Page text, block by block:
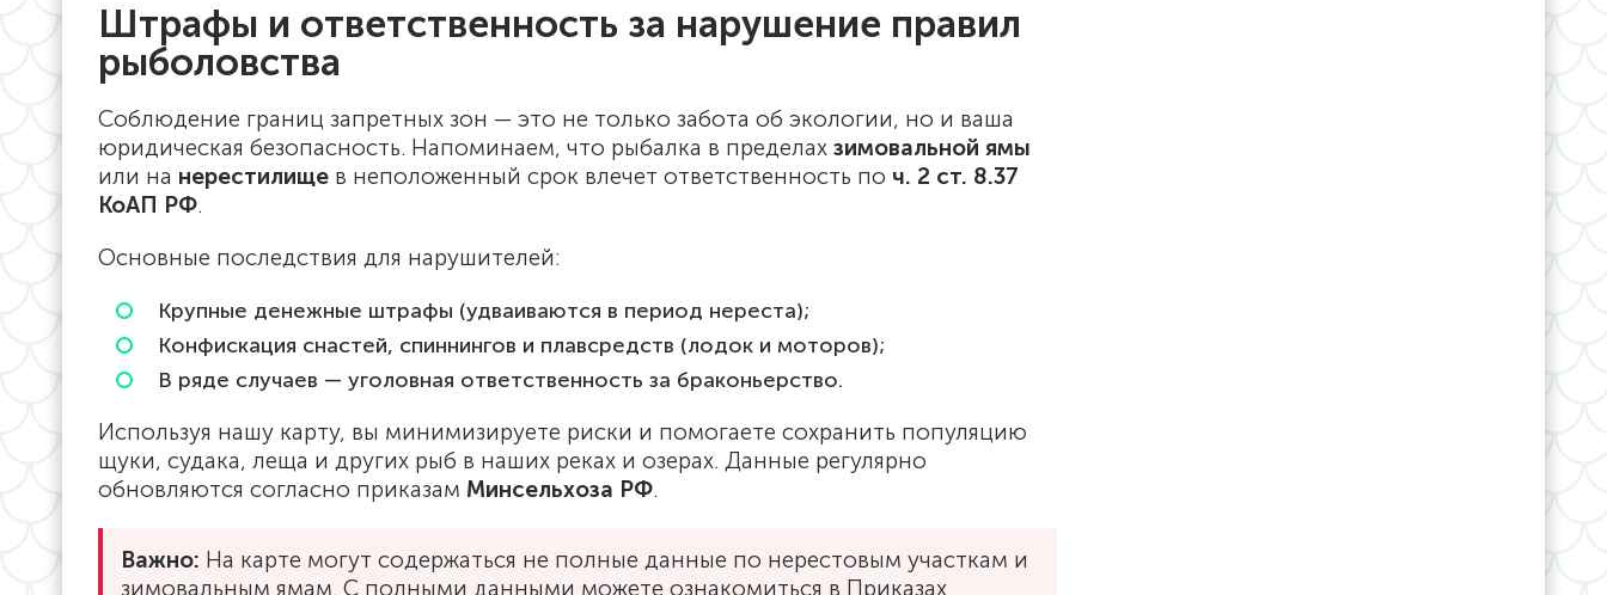
Штрафы и ответственность за нарушение правил
рыболовства
Соблюдение границ запретных зон — это не только забота об экологии, но и ваша
юридическая безопасность. Напоминаем, что рыбалка в пределах зимовальной ямы
или на нерестилище в неположенный срок влечет ответственность по ч. 2 ст. 8.37
КоАП РФ.
Основные последствия для нарушителей:
Крупные денежные штрафы (удваиваются в период нереста);
Конфискация снастей, спиннингов и плавсредств (лодок и моторов);
В ряде случаев — уголовная ответственность за браконьерство.
Используя нашу карту, вы минимизируете риски и помогаете сохранить популяцию
щуки, судака, леща и других рыб в наших реках и озерах. Данные регулярно
обновляются согласно приказам Минсельхоза РФ.
Важно: На карте могут содержаться не полные данные по нерестовым участкам и
зимовальным ямам. С полными данными можете ознакомиться в Приказах